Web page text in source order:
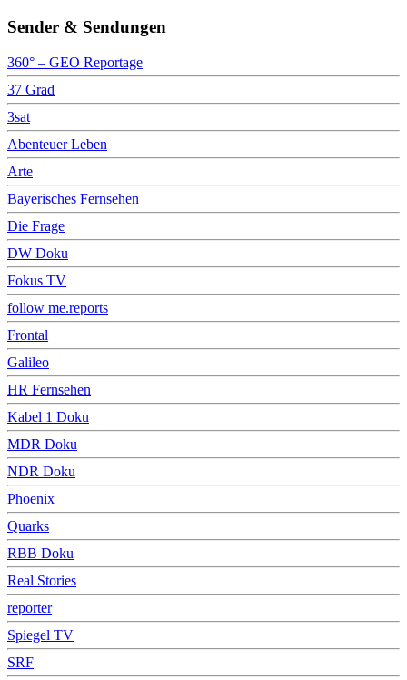
Sender & Sendungen
360° – GEO Reportage
37 Grad
3sat
Abenteuer Leben
Arte
Bayerisches Fernsehen
Die Frage
DW Doku
Fokus TV
follow me.reports
Frontal
Galileo
HR Fernsehen
Kabel 1 Doku
MDR Doku
NDR Doku
Phoenix
Quarks
RBB Doku
Real Stories
reporter
Spiegel TV
SRF